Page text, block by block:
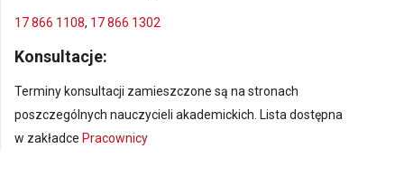
17 866 1108, 17 866 1302
Konsultacje:
Terminy konsultacji zamieszczone są na stronach
poszczególnych nauczycieli akademickich. Lista dostępna
w zakładce Pracownicy